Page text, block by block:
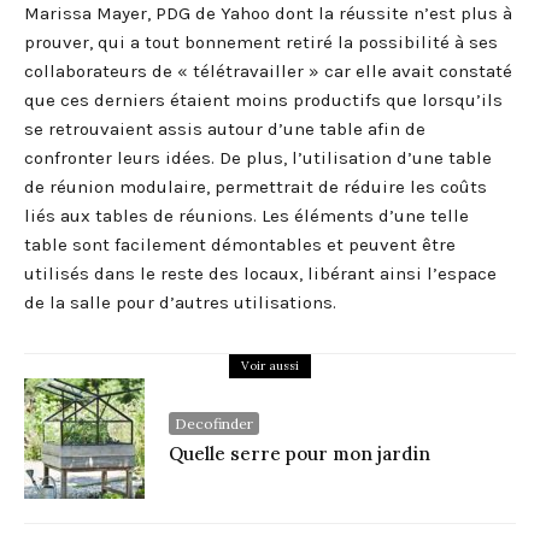
Marissa Mayer, PDG de Yahoo dont la réussite n’est plus à
prouver, qui a tout bonnement retiré la possibilité à ses
collaborateurs de « télétravailler » car elle avait constaté
que ces derniers étaient moins productifs que lorsqu’ils
se retrouvaient assis autour d’une table afin de
confronter leurs idées. De plus, l’utilisation d’une table
de réunion modulaire, permettrait de réduire les coûts
liés aux tables de réunions. Les éléments d’une telle
table sont facilement démontables et peuvent être
utilisés dans le reste des locaux, libérant ainsi l’espace
de la salle pour d’autres utilisations.
Voir aussi
Decofinder
Quelle serre pour mon jardin